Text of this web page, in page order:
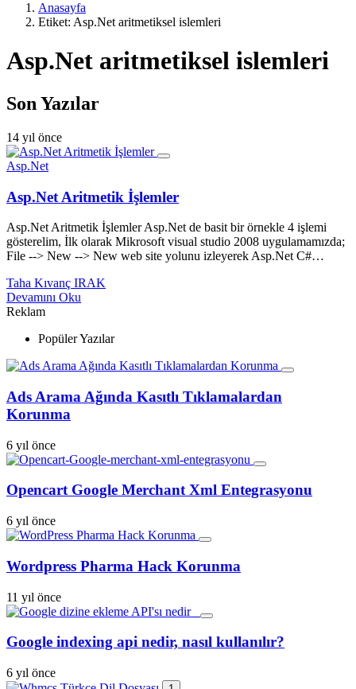
Anasayfa
Etiket: Asp.Net aritmetiksel islemleri
Asp.Net aritmetiksel islemleri
Son Yazılar
14 yıl önce
Asp.Net
Asp.Net Aritmetik İşlemler
Asp.Net Aritmetik İşlemler Asp.Net de basit bir örnekle 4 işlemi
gösterelim, İlk olarak Mikrosoft visual studio 2008 uygulamamızda;
File --> New --> New web site yolunu izleyerek Asp.Net C#…
Taha Kıvanç IRAK
Devamını Oku
Reklam
Popüler Yazılar
Ads Arama Ağında Kasıtlı Tıklamalardan
Korunma
6 yıl önce
Opencart Google Merchant Xml Entegrasyonu
6 yıl önce
Wordpress Pharma Hack Korunma
11 yıl önce
Google indexing api nedir, nasıl kullanılır?
6 yıl önce